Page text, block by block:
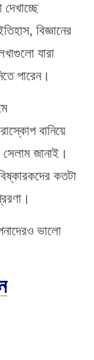
দেখাচ্ছে
বিজ্ঞানের
যারা
পারেন।
বানিয়ে
জানাই।
কতটা
ভালো